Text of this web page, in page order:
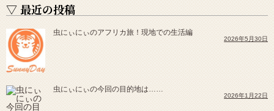
▽ 最近の投稿
虫にぃにぃのアフリカ旅！現地での生活編
2026年5月30日
虫にぃにぃの今回の目的地は……
2026年1月22日